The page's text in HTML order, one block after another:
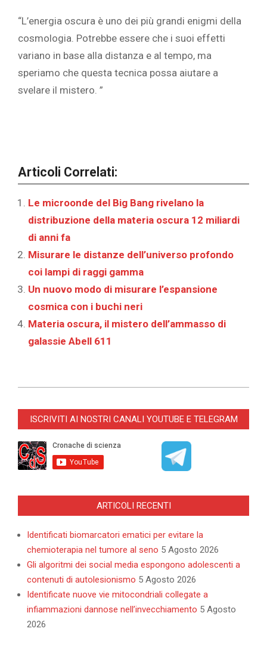
“L’energia oscura è uno dei più grandi enigmi della
cosmologia. Potrebbe essere che i suoi effetti
variano in base alla distanza e al tempo, ma
speriamo che questa tecnica possa aiutare a
svelare il mistero. ”
Articoli Correlati:
Le microonde del Big Bang rivelano la
distribuzione della materia oscura 12 miliardi
di anni fa
Misurare le distanze dell’universo profondo
coi lampi di raggi gamma
Un nuovo modo di misurare l’espansione
cosmica con i buchi neri
Materia oscura, il mistero dell’ammasso di
galassie Abell 611
08-
ISCRIVITI AI NOSTRI CANALI YOUTUBE E TELEGRAM
ARTICOLI RECENTI
Identificati biomarcatori ematici per evitare la
chemioterapia nel tumore al seno 5 Agosto 2026
Gli algoritmi dei social media espongono adolescenti a
contenuti di autolesionismo 5 Agosto 2026
Identificate nuove vie mitocondriali collegate a
infiammazioni dannose nell’invecchiamento 5 Agosto
2026